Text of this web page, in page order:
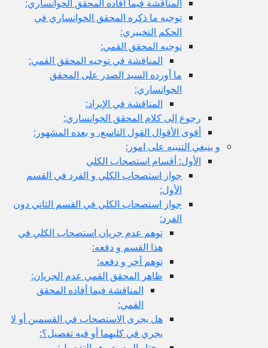
المناقشة فيما أفاده المحقق الخوانساري:
توجيه ما ذكره المحقق الخوانساري في
الحكم التخييري:
توجيه المحقق القمي:
المناقشة في توجيه المحقق القمي:
ما أورده السيد الصدر على المحقق
الخوانساري:
المناقشة في الإيراد:
رجوع إلى كلام المحقق الخوانساري:
أقوى الأقوال القول التاسع، و بعده المشهور:
و ينبغي التنبيه على امور:
الأول: أقسام استصحاب الكلي
جواز استصحاب الكلي و الفرد في القسم
الأول:
جواز استصحاب الكلي في القسم الثاني دون
الفرد:
توهم عدم جريان استصحاب الكلي في
هذا القسم و دفعه:
توهم آخر و دفعه:
ظاهر المحقق القمي عدم الجريان:
المناقشة فيما أفاده المحقق
القمي:
هل يجرى الاستصحاب في القسمين أو لا
يجري في كليهما أو فيه تفصيل؟: